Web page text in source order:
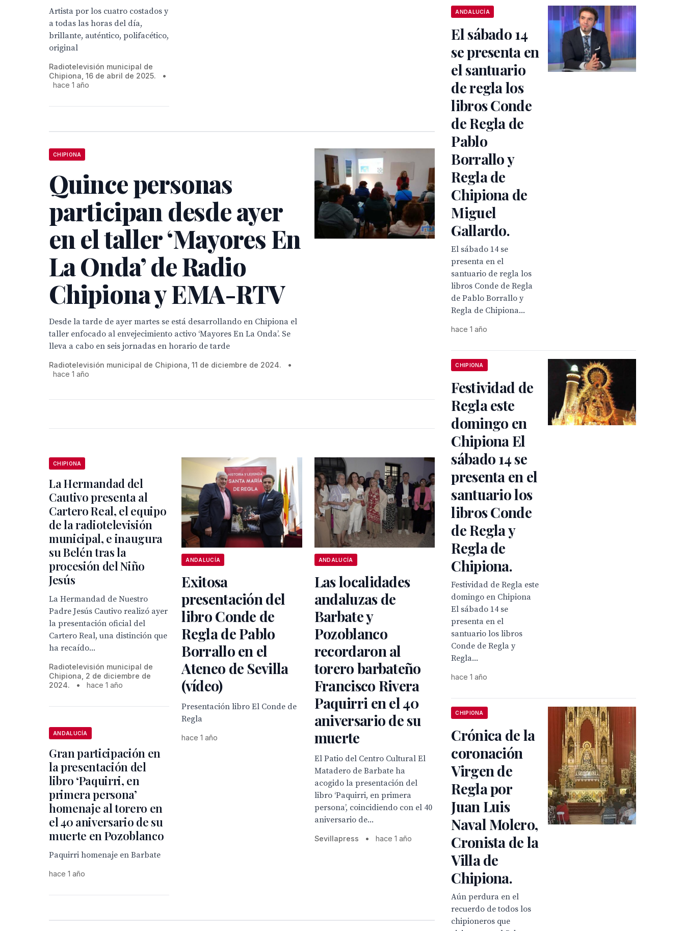
Artista por los cuatro costados y
a todas las horas del día,
brillante, auténtico, polifacético,
original
Radiotelevisión municipal de
Chipiona, 16 de abril de 2025.
•
hace 1 año
CHIPIONA
Quince personas
participan desde ayer
en el taller ‘Mayores En
La Onda’ de Radio
Chipiona y EMA-RTV
Desde la tarde de ayer martes se está desarrollando en Chipiona el
taller enfocado al envejecimiento activo ‘Mayores En La Onda’. Se
lleva a cabo en seis jornadas en horario de tarde
Radiotelevisión municipal de Chipiona, 11 de diciembre de 2024.
•
hace 1 año
CHIPIONA
La Hermandad del
Cautivo presenta al
Cartero Real, el equipo
de la radiotelevisión
municipal, e inaugura
su Belén tras la
procesión del Niño
Jesús
La Hermandad de Nuestro
Padre Jesús Cautivo realizó ayer
la presentación oficial del
Cartero Real, una distinción que
ha recaído...
Radiotelevisión municipal de
Chipiona, 2 de diciembre de
2024.
• hace 1 año
ANDALUCÍA
Exitosa
presentación del
libro Conde de
Regla de Pablo
Borrallo en el
Ateneo de Sevilla
(vídeo)
Presentación libro El Conde de
Regla
hace 1 año
ANDALUCÍA
Las localidades
andaluzas de
Barbate y
Pozoblanco
recordaron al
torero barbateño
Francisco Rivera
Paquirri en el 40
aniversario de su
muerte
El Patio del Centro Cultural El
Matadero de Barbate ha
acogido la presentación del
libro ‘Paquirri, en primera
persona’, coincidiendo con el 40
aniversario de...
Sevillapress • hace 1 año
ANDALUCÍA
Gran participación en
la presentación del
libro ‘Paquirri, en
primera persona’
homenaje al torero en
el 40 aniversario de su
muerte en Pozoblanco
Paquirri homenaje en Barbate
hace 1 año
ANDALUCÍA
El sábado 14
se presenta en
el santuario
de regla los
libros Conde
de Regla de
Pablo
Borrallo y
Regla de
Chipiona de
Miguel
Gallardo.
El sábado 14 se
presenta en el
santuario de regla los
libros Conde de Regla
de Pablo Borrallo y
Regla de Chipiona...
hace 1 año
CHIPIONA
Festividad de
Regla este
domingo en
Chipiona El
sábado 14 se
presenta en el
santuario los
libros Conde
de Regla y
Regla de
Chipiona.
Festividad de Regla este
domingo en Chipiona
El sábado 14 se
presenta en el
santuario los libros
Conde de Regla y
Regla...
hace 1 año
CHIPIONA
Crónica de la
coronación
Virgen de
Regla por
Juan Luis
Naval Molero,
Cronista de la
Villa de
Chipiona.
Aún perdura en el
recuerdo de todos los
chipioneros que